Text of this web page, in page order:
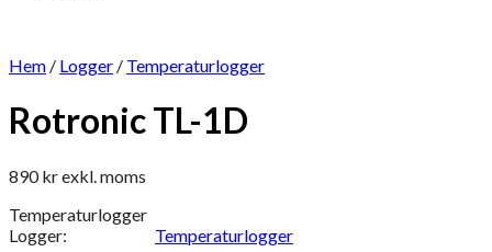
Hem / Logger / Temperaturlogger
Rotronic TL-1D
890krexkl. moms
Temperaturlogger
Logger:
Temperaturlogger